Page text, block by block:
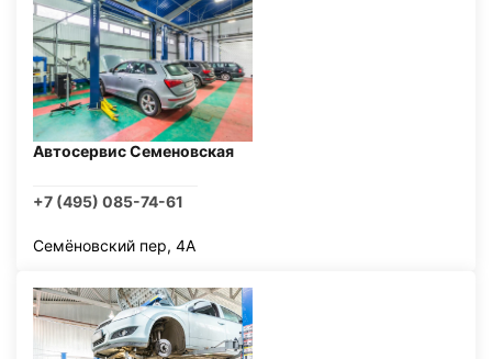
Автосервис Семеновская
+7 (495) 085-74-61
Семёновский пер, 4А